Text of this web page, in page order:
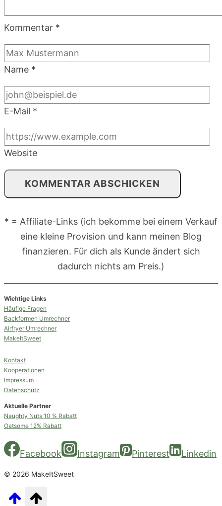
Kommentar *
Name *
E-Mail *
Website
* = Affiliate-Links (ich bekomme bei einem Verkauf
eine kleine Provision und kann meinen Blog
finanzieren. Für dich als Kunde ändert sich
dadurch nichts am Preis.)
Wichtige Links
Häufige Fragen
Backformen Umrechner
Airfryer Umrechner
MakeItSweet
Kontakt
Kooperationen
Impressum
Datenschutz
Aktuelle Partner
Naughty Nuts 10 % Rabatt
Oatsome 12% Rabatt
Facebook Instagram Pinterest Linkedin
© 2026 MakeItSweet